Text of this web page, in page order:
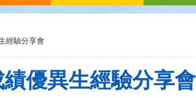
經驗分享會
優異生經驗分享會